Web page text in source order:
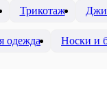
Трикотаж
одежда Носки и